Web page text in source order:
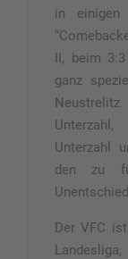
in
II, beim
ganz
Unterzahl
den zu
Der VFC